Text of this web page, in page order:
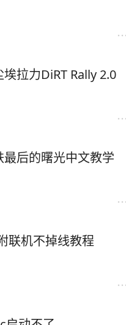
拉力DiRT Rally 2.0
后的曙光中文教学
联机不掉线教程